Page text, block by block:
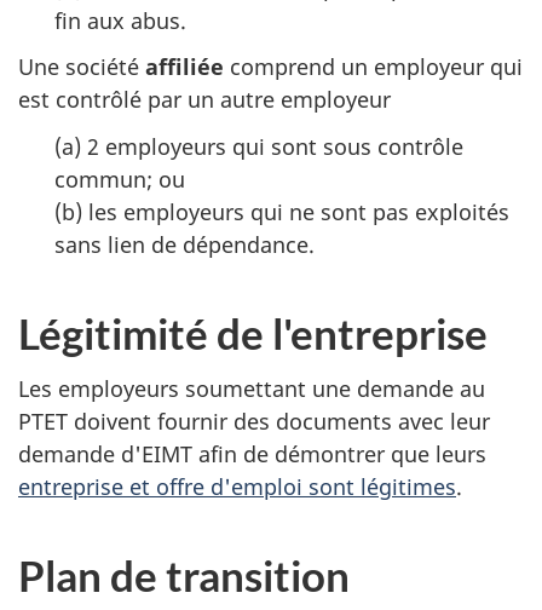
fin aux abus.
Une société affiliée comprend un employeur qui
est contrôlé par un autre employeur
(a) 2 employeurs qui sont sous contrôle
commun; ou
(b) les employeurs qui ne sont pas exploités
sans lien de dépendance.
Légitimité de l'entreprise
Les employeurs soumettant une demande au
PTET doivent fournir des documents avec leur
demande d'EIMT afin de démontrer que leurs
entreprise et offre d'emploi sont légitimes.
Plan de transition